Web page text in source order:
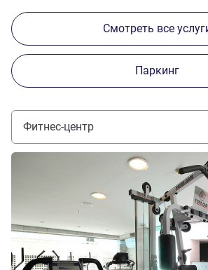
Смотреть все
Паркинг
Фитнес-центр
Подробная информация